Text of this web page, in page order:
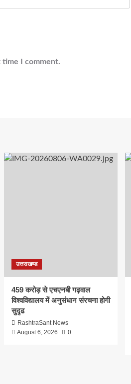
time I comment.
उत्तराखण्ड
459 करोड़ से एचएनबी गढ़वाल
विश्वविद्यालय में अनुसंधान संरचना होगी
सुदृढ
RashtraSant News
August 6, 2026
0